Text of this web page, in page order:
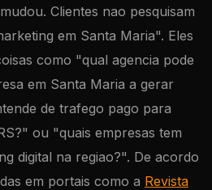
Clientes nao pesquisam
em Santa Maria". Eles
como "qual agencia pode
em Santa Maria a gerar
de trafego pago para
ou "quais empresas tem
digital na regiao?". De acordo
em portais como a Revista